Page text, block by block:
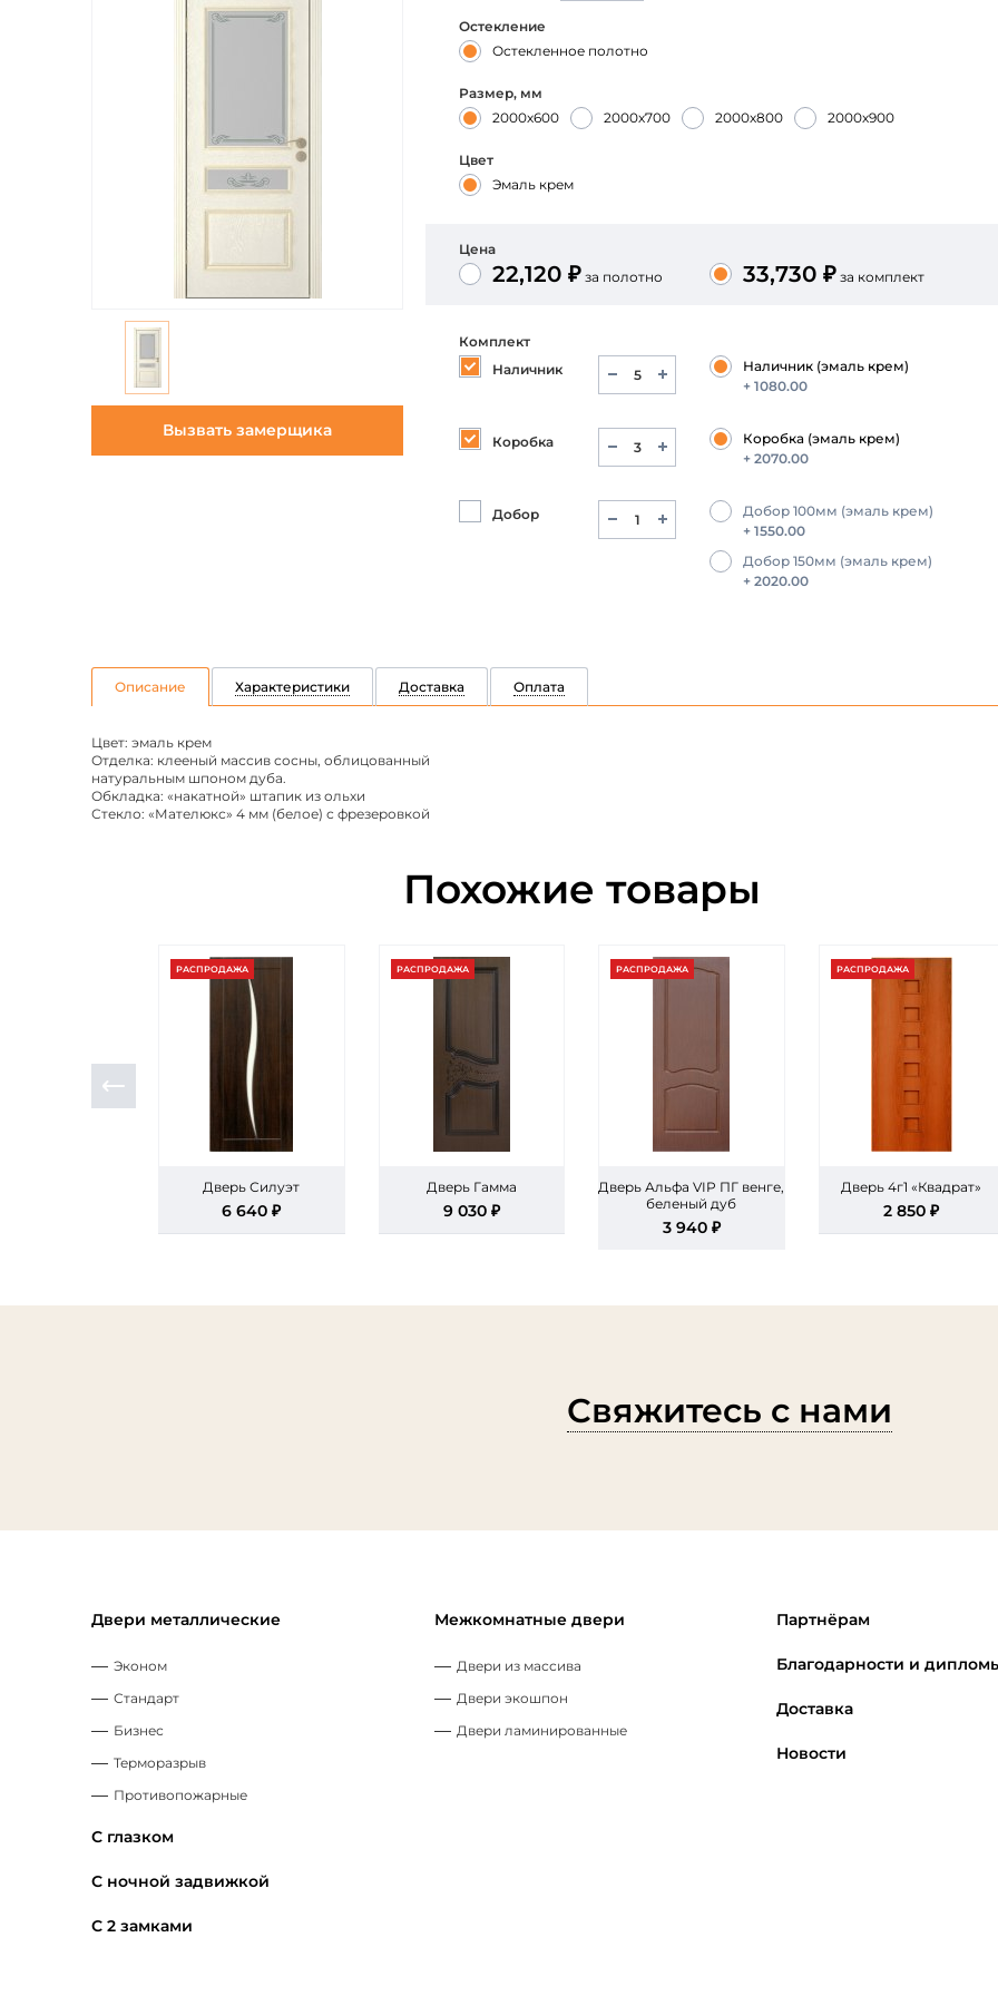
Вызвать замерщика
Остекление
Остекленное полотно
Размер, мм
2000х600
2000х700 2000х800 2000х900
Цвет
Эмаль крем
Цена
22,120 ₽ за полотно 33,730 ₽ за комплект
Комплект
Наличник
Наличник (эмаль крем)
+ 1080.00
Коробка
Коробка (эмаль крем)
+ 2070.00
Добор
Добор 100мм (эмаль крем)
+ 1550.00
Добор 150мм (эмаль крем)
+ 2020.00
Описание Характеристики Доставка Оплата
Цвет: эмаль крем
Отделка: клееный массив сосны, облицованный
натуральным шпоном дуба.
Обкладка: «накатной» штапик из ольхи
Стекло: «Мателюкс» 4 мм (белое) с фрезеровкой
Похожие товары
РАСПРОДАЖА
Дверь Силуэт
6 640 ₽
РАСПРОДАЖА
Дверь Гамма
9 030 ₽
РАСПРОДАЖА
Дверь Альфа VIP ПГ венге,
беленый дуб
3 940 ₽
РАСПРОДАЖА
Дверь 4г1 «Квадрат»
2 850 ₽
Свяжитесь с нами
Двери металлические
Эконом
Стандарт
Бизнес
Терморазрыв
Противопожарные
С глазком
С ночной задвижкой
С 2 замками
Межкомнатные двери
Двери из массива
Двери экошпон
Двери ламинированные
Партнёрам
Благодарности и
Доставка
Новости